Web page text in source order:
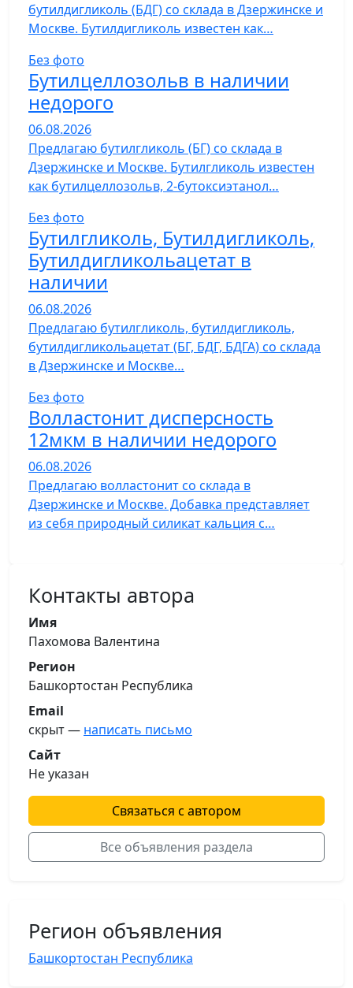
бутилдигликоль (БДГ) со склада в Дзержинске и
Москве. Бутилдигликоль известен как…
Без фото
Бутилцеллозольв в наличии
недорого
06.08.2026
Предлагаю бутилгликоль (БГ) со склада в
Дзержинске и Москве. Бутилгликоль известен
как бутилцеллозольв, 2-бутоксиэтанол…
Без фото
Бутилгликоль, Бутилдигликоль,
Бутилдигликольацетат в
наличии
06.08.2026
Предлагаю бутилгликоль, бутилдигликоль,
бутилдигликольацетат (БГ, БДГ, БДГА) со склада
в Дзержинске и Москве…
Без фото
Волластонит дисперсность
12мкм в наличии недорого
06.08.2026
Предлагаю волластонит со склада в
Дзержинске и Москве. Добавка представляет
из себя природный силикат кальция с…
Контакты автора
Имя
Пахомова Валентина
Регион
Башкортостан Республика
Email
скрыт — написать письмо
Сайт
Не указан
Связаться с автором
Все объявления раздела
Регион объявления
Башкортостан Республика